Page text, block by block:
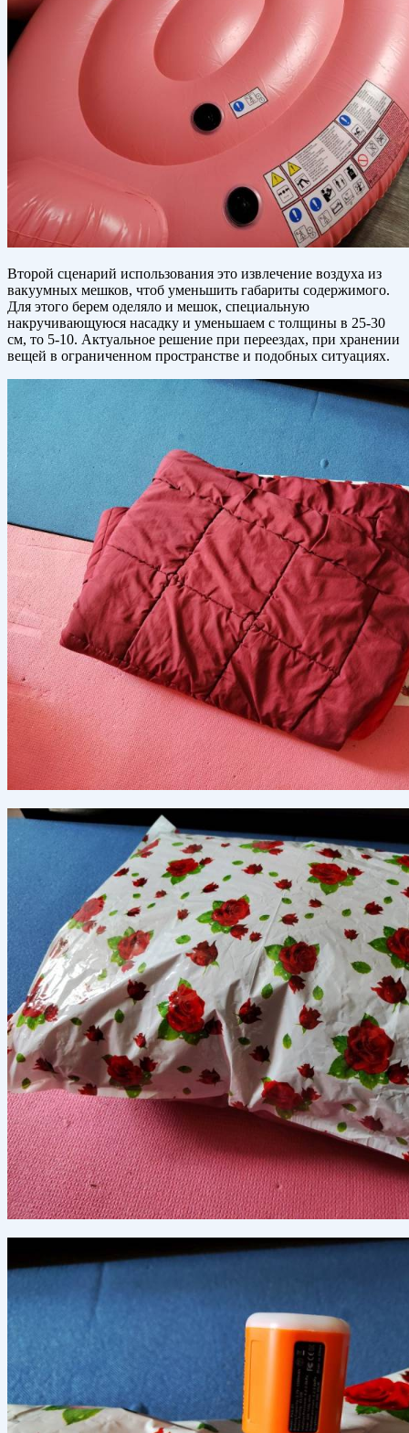
Второй сценарий использования это извлечение воздуха из
вакуумных мешков, чтоб уменьшить габариты содержимого.
Для этого берем оделяло и мешок, специальную
накручивающуюся насадку и уменьшаем с толщины в 25-30
см, то 5-10. Актуальное решение при переездах, при хранении
вещей в ограниченном пространстве и подобных ситуациях.